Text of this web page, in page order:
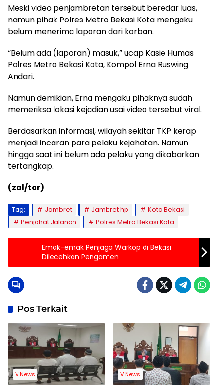
Meski video penjambretan tersebut beredar luas,
namun pihak Polres Metro Bekasi Kota mengaku
belum menerima laporan dari korban.
“Belum ada (laporan) masuk,” ucap Kasie Humas
Polres Metro Bekasi Kota, Kompol Erna Ruswing
Andari.
Namun demikian, Erna mengaku pihaknya sudah
memeriksa lokasi kejadian usai video tersebut viral.
Berdasarkan informasi, wilayah sekitar TKP kerap
menjadi incaran para pelaku kejahatan. Namun
hingga saat ini belum ada pelaku yang dikabarkan
tertangkap.
(zal/tor)
Tag: Jambret Jambret hp
Kota Bekasi
Penjahat Jalanan
Polres Metro Bekasi Kota
Emak-emak Penjaga Warkop di Bekasi
Dilecehkan Pengamen
Pos Terkait
V News V News